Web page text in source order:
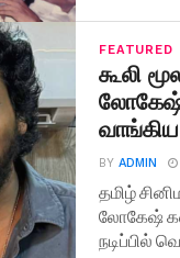
FEATURED
கூலி
BYADMIN
தமிழ்
லோகேஷ்
நடிப்பில்